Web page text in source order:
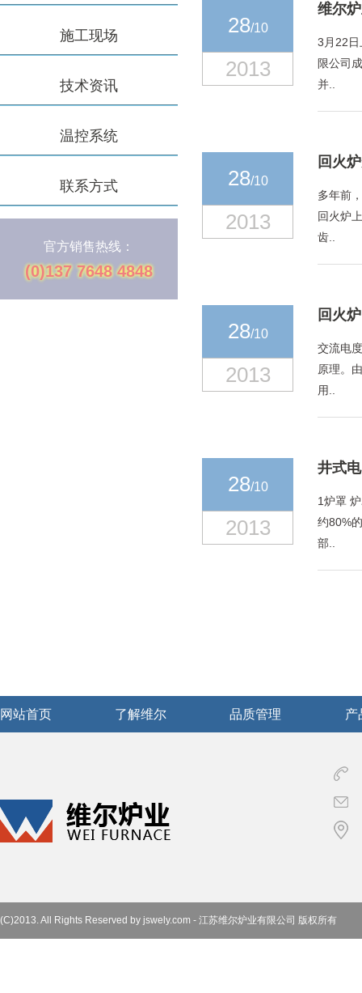
施工现场
技术资讯
温控系统
联系方式
官方销售热线：
(0)137 7648 4848
28/10
2013
维尔
3月22日
限公司
并..
28/10
2013
回火
多年前
回火炉
齿..
28/10
2013
回火
交流电
原理。
用..
28/10
2013
井式
1炉罩
约80%
部..
网站首页 了解维尔 品质管理 产
(C)2013. All Rights Reserved by jswely.com - 江苏维尔炉业有限公司 版权所有